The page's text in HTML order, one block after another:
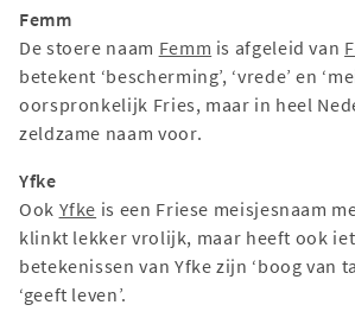
Femm
De stoere naam Femm is afgeleid van
betekent ‘bescherming’, ‘vrede’ en
oorspronkelijk Fries, maar in heel
zeldzame naam voor.
Yfke
Ook Yfke is een Friese meisjesnaam
klinkt lekker vrolijk, maar heeft ook
betekenissen van Yfke zijn ‘boog van
‘geeft leven’.